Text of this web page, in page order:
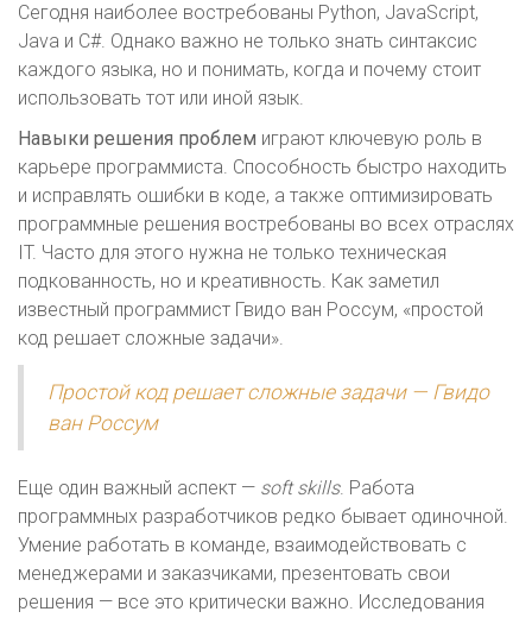
Сегодня наиболее востребованы Python, JavaScript,
Java и C#. Однако важно не только знать синтаксис
каждого языка, но и понимать, когда и почему стоит
использовать тот или иной язык.
Навыки решения проблем играют ключевую роль в
карьере программиста. Способность быстро находить
и исправлять ошибки в коде, а также оптимизировать
программные решения востребованы во всех отраслях
IT. Часто для этого нужна не только техническая
подкованность, но и креативность. Как заметил
известный программист Гвидо ван Россум, «простой
код решает сложные задачи».
Простой код решает сложные задачи — Гвидо
ван Россум
Еще один важный аспект — soft skills. Работа
программных разработчиков редко бывает одиночной.
Умение работать в команде, взаимодействовать с
менеджерами и заказчиками, презентовать свои
решения — все это критически важно. Исследования